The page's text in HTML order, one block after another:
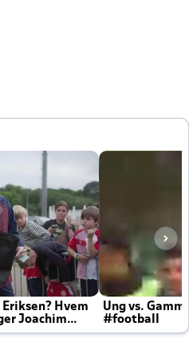
Hvem
Joachim
Ung vs.
#football